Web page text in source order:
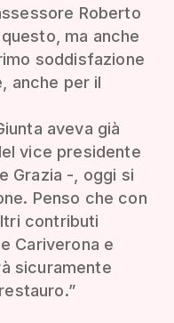
Roberto
ma anche
soddisfazione
anche per il
aveva già
vice presidente
Grazia -, oggi si
Penso che con
contributi
Cariverona e
sicuramente